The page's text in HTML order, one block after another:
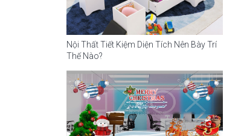
Nội Thất Tiết Kiệm Diện Tích Nên Bày Trí
Thế Nào?